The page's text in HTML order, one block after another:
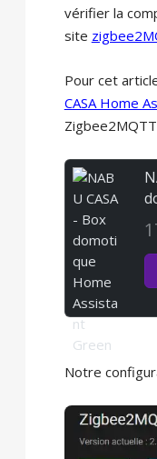
vérifier la
site
Pour cet
CASA Home
Notre